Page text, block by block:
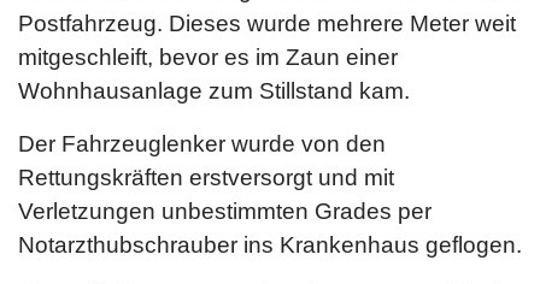
Postfahrzeug. Dieses wurde mehrere Meter weit
mitgeschleift, bevor es im Zaun einer
Wohnhausanlage zum Stillstand kam.
Der Fahrzeuglenker wurde von den
Rettungskräften erstversorgt und mit
Verletzungen unbestimmten Grades per
Notarzthubschrauber ins Krankenhaus geflogen.